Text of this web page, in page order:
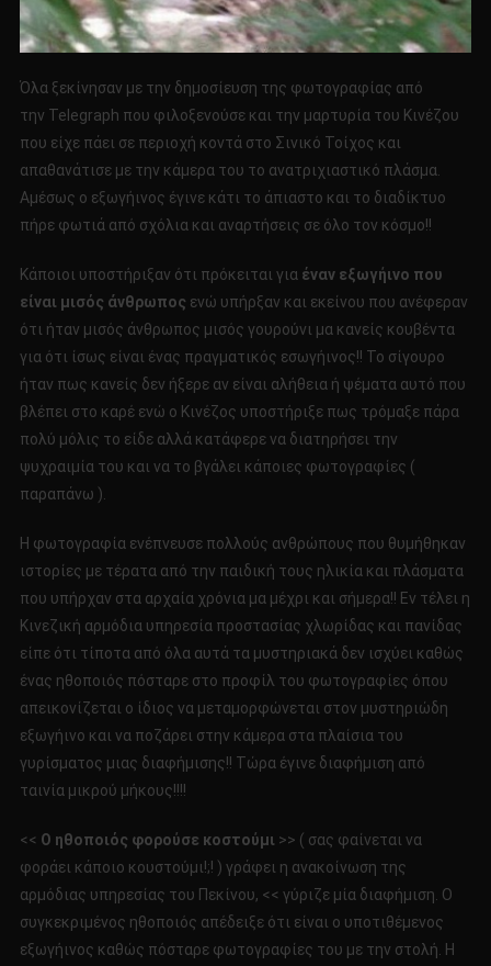
Όλα ξεκίνησαν με την δημοσίευση της φωτογραφίας από
την Telegraph που φιλοξενούσε και την μαρτυρία του Κινέζου
που είχε πάει σε περιοχή κοντά στο Σινικό Τοίχος και
απαθανάτισε με την κάμερα του το ανατριχιαστικό πλάσμα.
Αμέσως ο εξωγήινος έγινε κάτι το άπιαστο και το διαδίκτυο
πήρε φωτιά από σχόλια και αναρτήσεις σε όλο τον κόσμο!!
Κάποιοι υποστήριξαν ότι πρόκειται για έναν εξωγήινο που
είναι μισός άνθρωπος ενώ υπήρξαν και εκείνου που ανέφεραν
ότι ήταν μισός άνθρωπος μισός γουρούνι μα κανείς κουβέντα
για ότι ίσως είναι ένας πραγματικός εσωγήινος!! Το σίγουρο
ήταν πως κανείς δεν ήξερε αν είναι αλήθεια ή ψέματα αυτό που
βλέπει στο καρέ ενώ ο Κινέζος υποστήριξε πως τρόμαξε πάρα
πολύ μόλις το είδε αλλά κατάφερε να διατηρήσει την
ψυχραιμία του και να το βγάλει κάποιες φωτογραφίες (
παραπάνω ).
Η φωτογραφία ενέπνευσε πολλούς ανθρώπους που θυμήθηκαν
ιστορίες με τέρατα από την παιδική τους ηλικία και πλάσματα
που υπήρχαν στα αρχαία χρόνια μα μέχρι και σήμερα!! Εν τέλει η
Κινεζική αρμόδια υπηρεσία προστασίας χλωρίδας και πανίδας
είπε ότι τίποτα από όλα αυτά τα μυστηριακά δεν ισχύει καθώς
ένας ηθοποιός πόσταρε στο προφίλ του φωτογραφίες όπου
απεικονίζεται ο ίδιος να μεταμορφώνεται στον μυστηριώδη
εξωγήινο και να ποζάρει στην κάμερα στα πλαίσια του
γυρίσματος μιας διαφήμισης!! Τώρα έγινε διαφήμιση από
ταινία μικρού μήκους!!!!
<< Ο ηθοποιός φορούσε κοστούμι >> ( σας φαίνεται να
φοράει κάποιο κουστούμι!;! ) γράφει η ανακοίνωση της
αρμόδιας υπηρεσίας του Πεκίνου, << γύριζε μία διαφήμιση. Ο
συγκεκριμένος ηθοποιός απέδειξε ότι είναι ο υποτιθέμενος
εξωγήινος καθώς πόσταρε φωτογραφίες του με την στολή. Η